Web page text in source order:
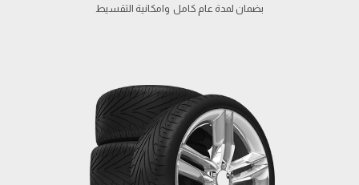
بضمان لمدة عام كامل وامكانية التقسيط